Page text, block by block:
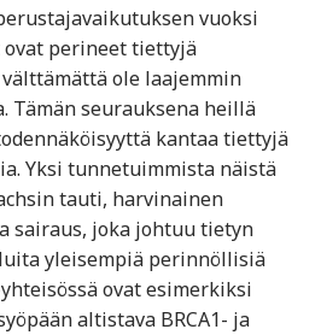
vuoksi
perineet tiettyjä
ole laajemmin
Tämän seurauksena heillä
kantaa tiettyjä
Yksi tunnetuimmista näistä
tauti, harvinainen
sairaus, joka johtuu tietyn
yleisempiä perinnöllisiä
ovat esimerkiksi
altistava BRCA1- ja